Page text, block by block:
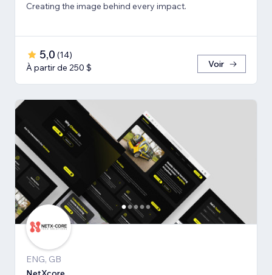
Creating the image behind every impact.
5,0 (14)
À partir de 250 $
Voir
ENG, GB